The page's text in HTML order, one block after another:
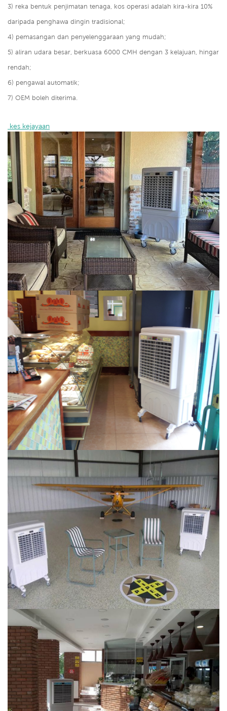
3) reka bentuk penjimatan tenaga, kos operasi adalah kira-kira 10%
daripada penghawa dingin tradisional;
4) pemasangan dan penyelenggaraan yang mudah;
5) aliran udara besar, berkuasa 6000 CMH dengan 3 kelajuan, hingar
rendah;
6) pengawal automatik;
7) OEM boleh diterima.
kes kejayaan